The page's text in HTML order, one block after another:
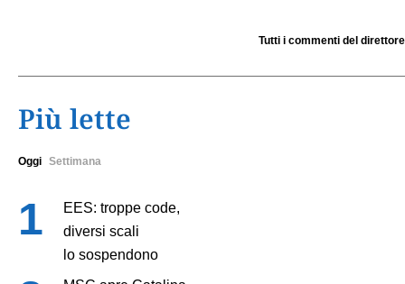
Tutti i commenti del direttore
Più lette
Oggi Settimana
EES: troppe code,
diversi scali
lo sospendono